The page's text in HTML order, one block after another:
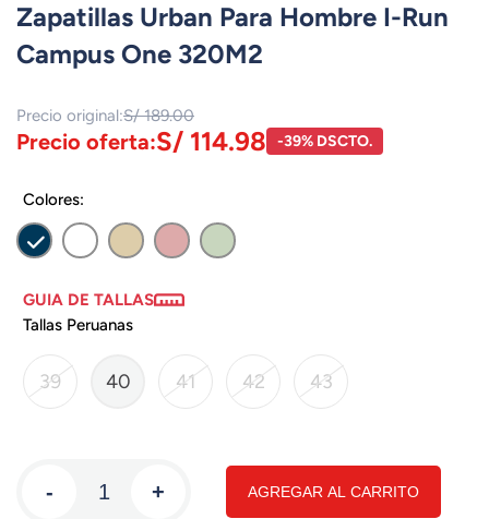
Zapatillas Urban Para Hombre I-Run
Campus One 320M2
Precio original:S/ 189.00
Precio oferta:S/ 114.98 -39% DSCTO.
Colores:
GUIA DE TALLAS
Tallas Peruanas
39 40 41 42 43
- + AGREGAR AL CARRITO